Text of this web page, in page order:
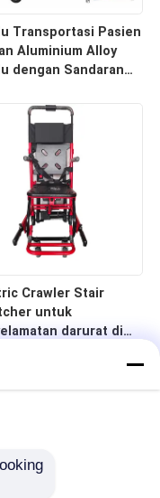
Transportasi Pasien
Aluminium Alloy
dengan Sandaran
Medis
Crawler Stair
untuk
darurat di